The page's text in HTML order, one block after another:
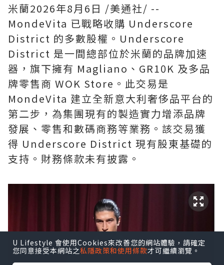
米蘭2026年8月6日 /美通社/ --
MondeVita 已戰略收購 Underscore
District 的多數股權。Underscore
District 是一間總部位於米蘭的品牌加速
器，旗下擁有 Magliano、GR10K 及多品
牌零售商 WOK Store。此交易是
MondeVita 建立全新意大利奢侈品平台的
第二步，為集團現有的製造實力增添品牌
發展、零售和數碼商務等業務。該交易獲
得 Underscore District 現有股東基礎的
支持。財務條款未有披露。
U Lifestyle 會使用Cookies來改善您的網站體驗，請確定
您同意接受本網站之私隱政策和使用條款才可繼續瀏覽。